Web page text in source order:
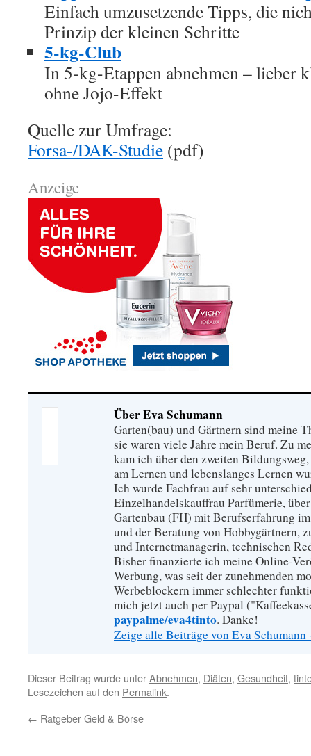
Einfach umzusetzende Tipps, die
Prinzip der kleinen Schritte
5-kg-Club
In 5-kg-Etappen abnehmen – lieber
ohne Jojo-Effekt
Quelle zur Umfrage:
Forsa-/DAK-Studie (pdf)
Anzeige
Über Eva Schumann
Garten(bau) und Gärtnern sind meine
sie waren viele Jahre mein Beruf. Zu
kam ich über den zweiten
am Lernen und lebenslanges Lernen
Ich wurde Fachfrau auf sehr
Einzelhandelskauffrau Parfümerie,
Gartenbau (FH) mit Berufserfahrung
und der Beratung von Hobbygärtnern,
und Internetmanagerin, technischen
Bisher finanzierte ich meine Online-
Werbung, was seit der zunehmenden
Werbeblockern immer schlechter
mich jetzt auch per Paypal
paypalme/eva4tinto. Danke!
Zeige alle Beiträge von Eva Schumann
Dieser Beitrag wurde unterAbnehmen, Diäten, Gesundheit,
Lesezeichen auf den Permalink.
← Ratgeber Geld & Börse